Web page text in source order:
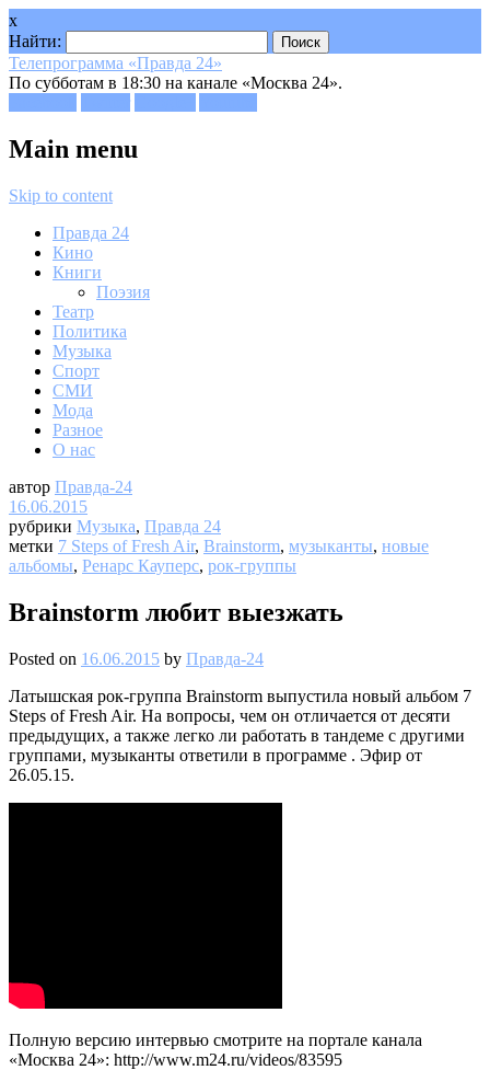
x
Найти:
Телепрограмма «Правда 24»
По субботам в 18:30 на канале «Москва 24».
Main menu
Skip to content
Правда 24
Кино
Книги
Поэзия
Театр
Политика
Музыка
Спорт
СМИ
Мода
Разное
О нас
автор Правда-24
16.06.2015
рубрики Музыка, Правда 24
метки 7 Steps of Fresh Air, Brainstorm, музыканты, новые
альбомы, Ренарс Кауперс, рок-группы
Brainstorm любит выезжать
Posted on 16.06.2015 by Правда-24
Латышская рок-группа Brainstorm выпустила новый альбом 7
Steps of Fresh Air. На вопросы, чем он отличается от десяти
предыдущих, а также легко ли работать в тандеме с другими
группами, музыканты ответили в программе . Эфир от
26.05.15.
Полную версию интервью смотрите на портале канала
«Москва 24»: http://www.m24.ru/videos/83595